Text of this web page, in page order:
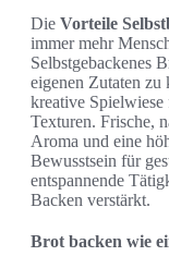
Die Vorteile
immer mehr
Selbstgebackenes
eigenen Zutaten zu
kreative Spielwiese
Texturen. Frische,
Aroma und eine
Bewusstsein für
entspannende
Backen verstärkt.
Brot backen wie